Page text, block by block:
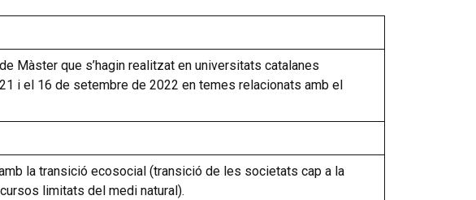
Màster que s’hagin realitzat en universitats catalanes
i el 16 de setembre de 2022 en temes relacionats amb el
la transició ecosocial (transició de les societats cap a la
limitats del medi natural).